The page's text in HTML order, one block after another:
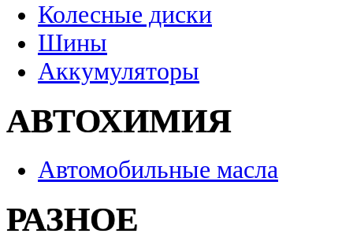
Колесные диски
Шины
Аккумуляторы
АВТОХИМИЯ
Автомобильные масла
РАЗНОЕ